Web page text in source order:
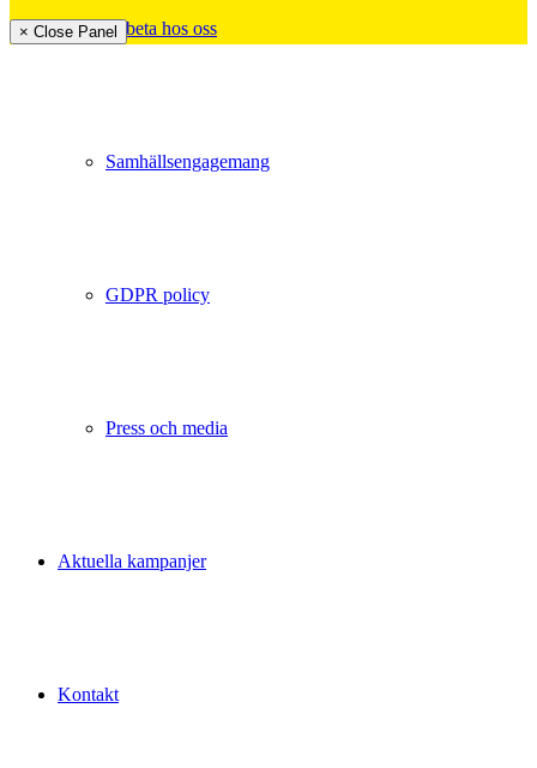
Arbeta hos oss
Samhällsengagemang
GDPR policy
Press och media
Aktuella kampanjer
Kontakt
× Close Panel